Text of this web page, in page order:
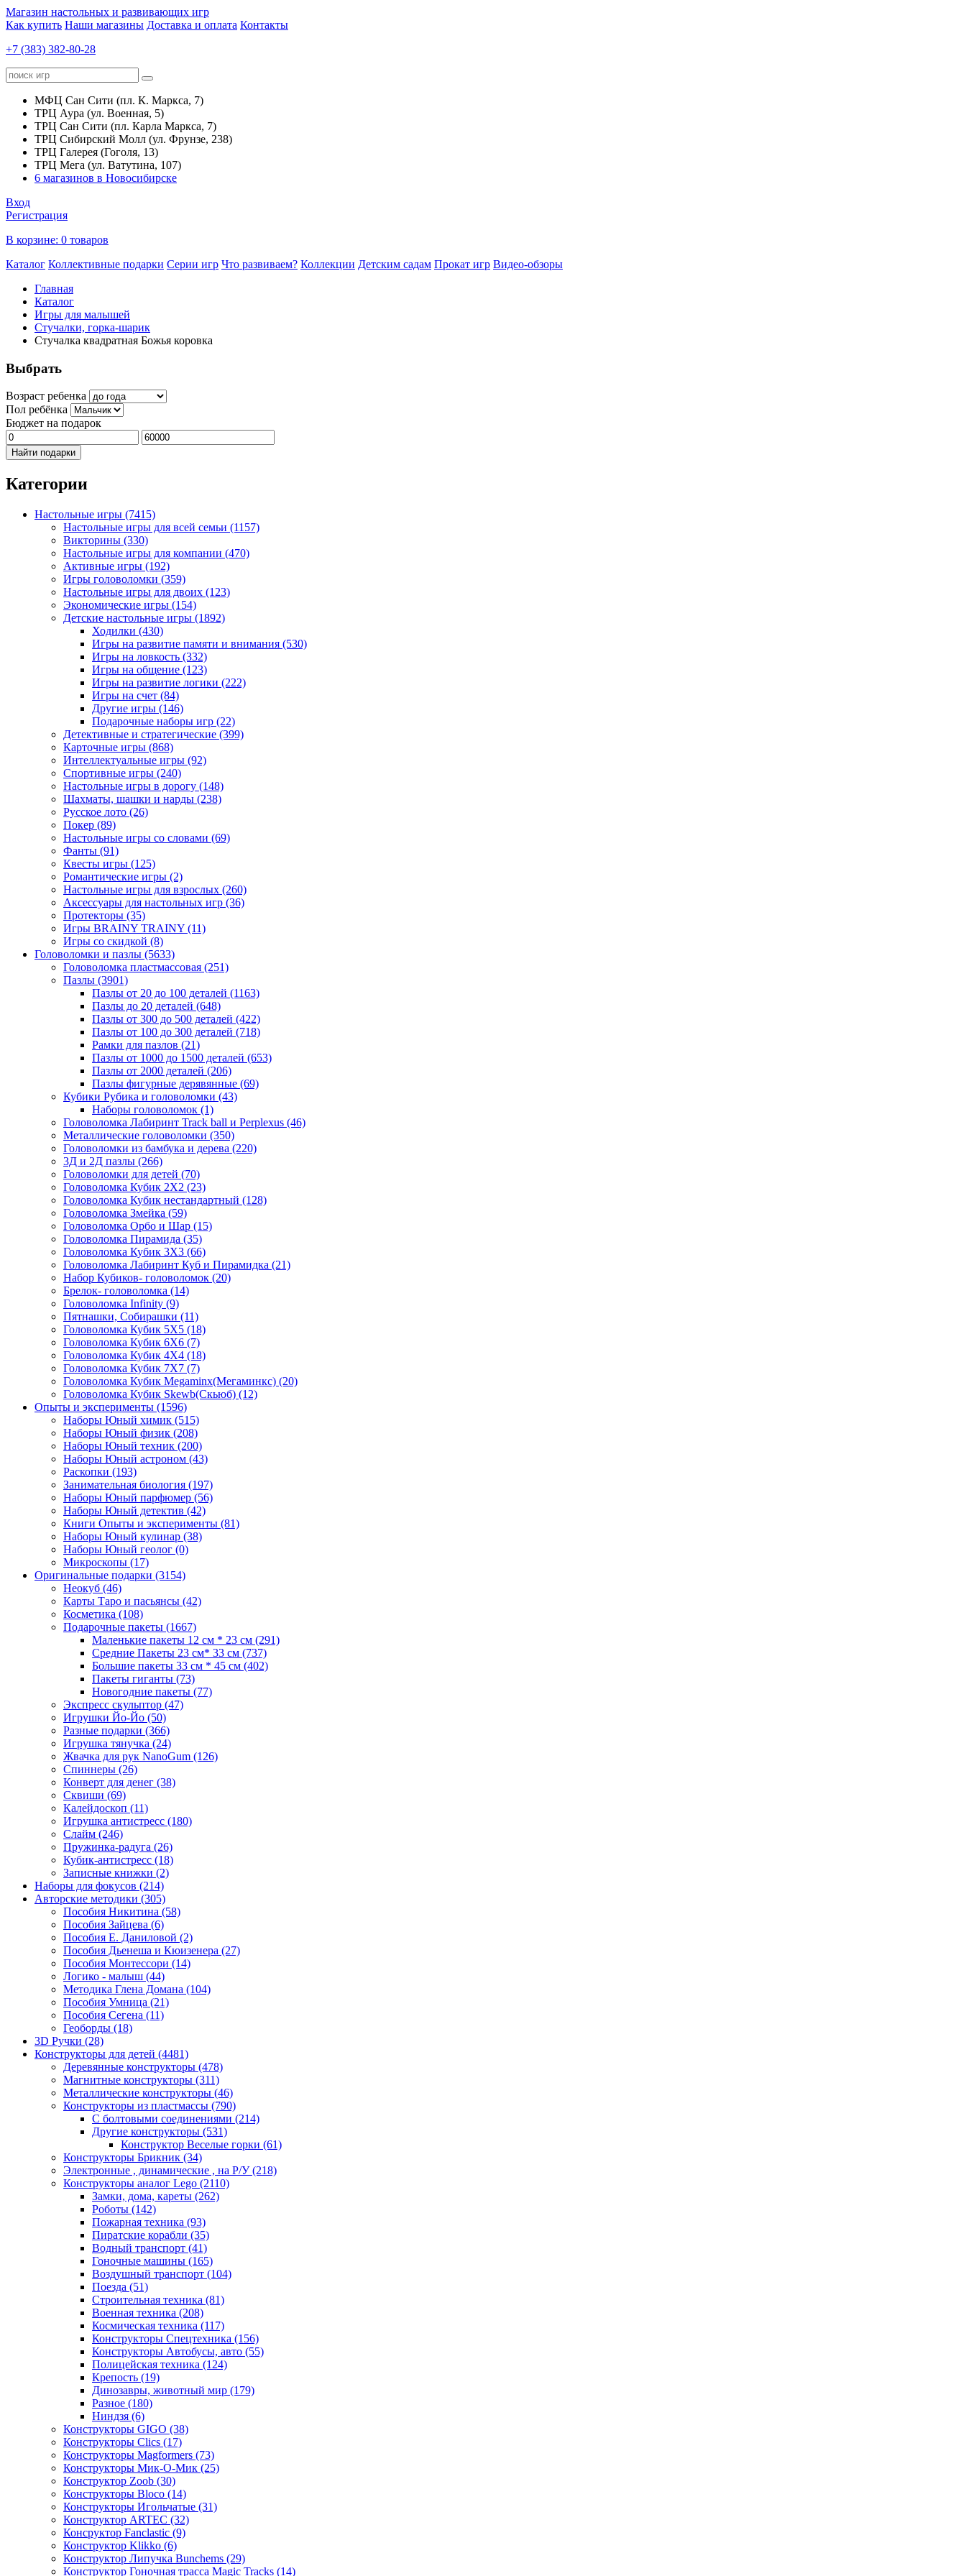
Магазин настольных и развивающих игр
Как купить Наши магазины Доставка и оплата Контакты
+7 (383) 382-80-28
МФЦ Сан Сити (пл. К. Маркса, 7)
ТРЦ Аура (ул. Военная, 5)
ТРЦ Сан Сити (пл. Карла Маркса, 7)
ТРЦ Сибирский Молл (ул. Фрунзе, 238)
ТРЦ Галерея (Гоголя, 13)
ТРЦ Мега (ул. Ватутина, 107)
6 магазинов в Новосибирске
Вход
Регистрация
В корзине: 0 товаров
Каталог Коллективные подарки Серии игр Что развиваем? Коллекции Детским садам Прокат игр Видео-обзоры
Главная
Каталог
Игры для малышей
Стучалки, горка-шарик
Стучалка квадратная Божья коровка
Выбрать
Возраст ребенка
Пол ребёнка
Бюджет на подарок
Найти подарки
Категории
Настольные игры (7415)
Настольные игры для всей семьи (1157)
Викторины (330)
Настольные игры для компании (470)
Активные игры (192)
Игры головоломки (359)
Настольные игры для двоих (123)
Экономические игры (154)
Детские настольные игры (1892)
Ходилки (430)
Игры на развитие памяти и внимания (530)
Игры на ловкость (332)
Игры на общение (123)
Игры на развитие логики (222)
Игры на счет (84)
Другие игры (146)
Подарочные наборы игр (22)
Детективные и стратегические (399)
Карточные игры (868)
Интеллектуальные игры (92)
Спортивные игры (240)
Настольные игры в дорогу (148)
Шахматы, шашки и нарды (238)
Русское лото (26)
Покер (89)
Настольные игры со словами (69)
Фанты (91)
Квесты игры (125)
Романтические игры (2)
Настольные игры для взрослых (260)
Аксессуары для настольных игр (36)
Протекторы (35)
Игры BRAINY TRAINY (11)
Игры со скидкой (8)
Головоломки и пазлы (5633)
Головоломка пластмассовая (251)
Пазлы (3901)
Пазлы от 20 до 100 деталей (1163)
Пазлы до 20 деталей (648)
Пазлы от 300 до 500 деталей (422)
Пазлы от 100 до 300 деталей (718)
Рамки для пазлов (21)
Пазлы от 1000 до 1500 деталей (653)
Пазлы от 2000 деталей (206)
Пазлы фигурные дерявянные (69)
Кубики Рубика и головоломки (43)
Наборы головоломок (1)
Головоломка Лабиринт Track ball и Perplexus (46)
Металлические головоломки (350)
Головоломки из бамбука и дерева (220)
3Д и 2Д пазлы (266)
Головоломки для детей (70)
Головоломка Кубик 2Х2 (23)
Головоломка Кубик нестандартный (128)
Головоломка Змейка (59)
Головоломка Орбо и Шар (15)
Головоломка Пирамида (35)
Головоломка Кубик 3Х3 (66)
Головоломка Лабиринт Куб и Пирамидка (21)
Набор Кубиков- головоломок (20)
Брелок- головоломка (14)
Головоломка Infinity (9)
Пятнашки, Собирашки (11)
Головоломка Кубик 5Х5 (18)
Головоломка Кубик 6Х6 (7)
Головоломка Кубик 4Х4 (18)
Головоломка Кубик 7Х7 (7)
Головоломка Кубик Megaminx(Мегаминкс) (20)
Головоломка Кубик Skewb(Скьюб) (12)
Опыты и эксперименты (1596)
Наборы Юный химик (515)
Наборы Юный физик (208)
Наборы Юный техник (200)
Наборы Юный астроном (43)
Раскопки (193)
Занимательная биология (197)
Наборы Юный парфюмер (56)
Наборы Юный детектив (42)
Книги Опыты и эксперименты (81)
Наборы Юный кулинар (38)
Наборы Юный геолог (0)
Микроскопы (17)
Оригинальные подарки (3154)
Неокуб (46)
Карты Таро и пасьянсы (42)
Косметика (108)
Подарочные пакеты (1667)
Маленькие пакеты 12 см * 23 см (291)
Средние Пакеты 23 см* 33 см (737)
Большие пакеты 33 см * 45 см (402)
Пакеты гиганты (73)
Новогодние пакеты (77)
Экспресс скульптор (47)
Игрушки Йо-Йо (50)
Разные подарки (366)
Игрушка тянучка (24)
Жвачка для рук NanoGum (126)
Спиннеры (26)
Конверт для денег (38)
Сквиши (69)
Калейдоскоп (11)
Игрушка антистресс (180)
Слайм (246)
Пружинка-радуга (26)
Кубик-антистресс (18)
Записные книжки (2)
Наборы для фокусов (214)
Авторские методики (305)
Пособия Никитина (58)
Пособия Зайцева (6)
Пособия Е. Даниловой (2)
Пособия Дьенеша и Кюизенера (27)
Пособия Монтессори (14)
Логико - малыш (44)
Методика Глена Домана (104)
Пособия Умница (21)
Пособия Сегена (11)
Геоборды (18)
3D Ручки (28)
Конструкторы для детей (4481)
Деревянные конструкторы (478)
Магнитные конструкторы (311)
Металлические конструкторы (46)
Конструкторы из пластмассы (790)
С болтовыми соединениями (214)
Другие конструкторы (531)
Конструктор Веселые горки (61)
Конструкторы Брикник (34)
Электронные , динамические , на Р/У(218)
Конструкторы аналог Lego (2110)
Замки, дома, кареты (262)
Роботы (142)
Пожарная техника (93)
Пиратские корабли (35)
Водный транспорт (41)
Гоночные машины (165)
Воздушный транспорт (104)
Поезда (51)
Строительная техника (81)
Военная техника (208)
Космическая техника (117)
Конструкторы Спецтехника (156)
Конструкторы Автобусы, авто (55)
Полицейская техника (124)
Крепость (19)
Динозавры, животный мир (179)
Разное (180)
Ниндзя (6)
Конструкторы GIGO (38)
Конструкторы Clics (17)
Конструкторы Magformers (73)
Конструкторы Мик-О-Мик (25)
Конструктор Zoob (30)
Конструкторы Bloco (14)
Конструкторы Игольчатые (31)
Конструктор ARTEC (32)
Консруктор Fanclastic (9)
Конструктор Klikko (6)
Конструктор Липучка Bunchems (29)
Конструктор Гоночная трасса Magic Tracks (14)